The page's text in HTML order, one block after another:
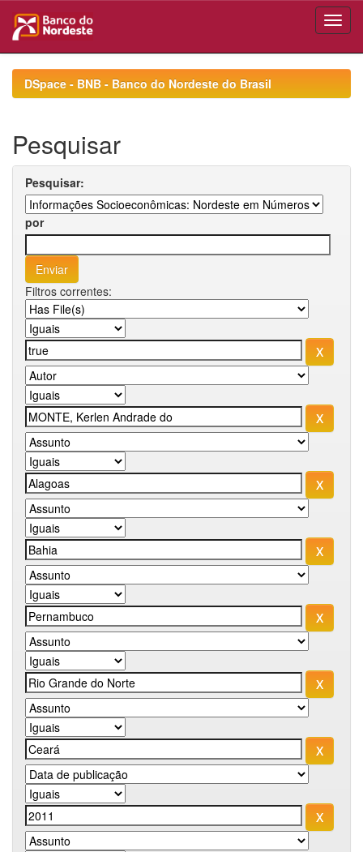
navigationDSpace - BNB - Banco do Nordeste do Brasil
Pesquisar
Pesquisar:
por
Filtros correntes: